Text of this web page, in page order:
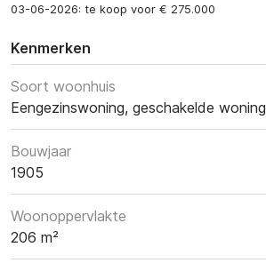
03-06-2026: te koop voor € 275.000
Kenmerken
Soort woonhuis
Eengezinswoning, geschakelde woning
Bouwjaar
1905
Woonoppervlakte
206 m²